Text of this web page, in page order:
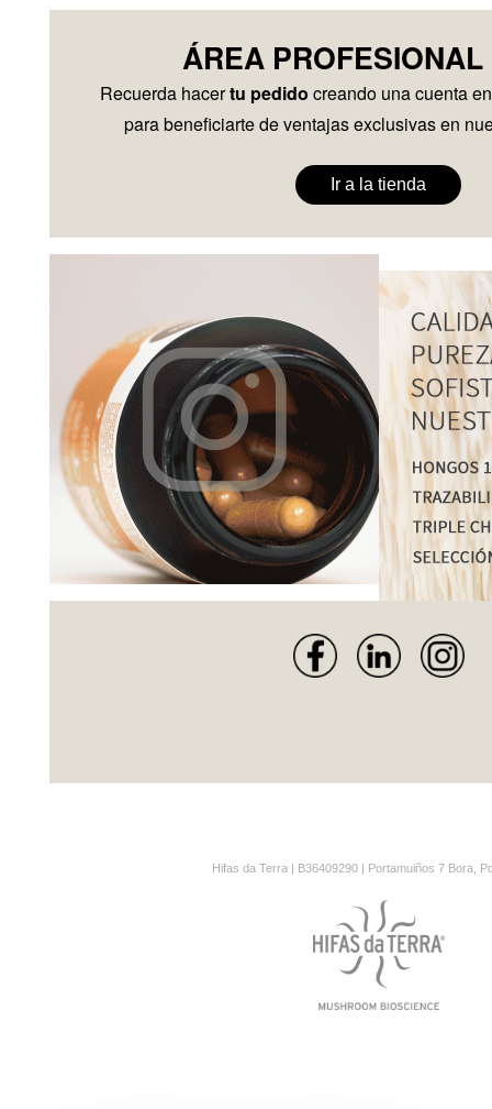
ÁREA PROFESIONAL
Recuerda hacertu pedido creando una cuenta
para beneficiarte de ventajas exclusivas en
Ir a la tienda
Hifas da Terra | B36409290 | Portamuiños 7 Bora,